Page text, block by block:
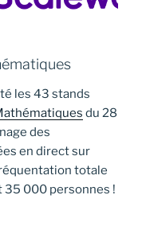
les 43 stands
du 28
des
en direct sur
totale
35 000 personnes !